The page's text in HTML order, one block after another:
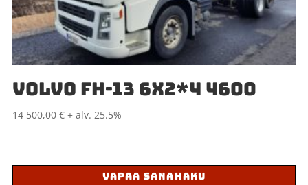
VOLVO FH-13 6X2*4 4600
14 500,00 € + alv. 25.5%
VAPAA SANAHAKU